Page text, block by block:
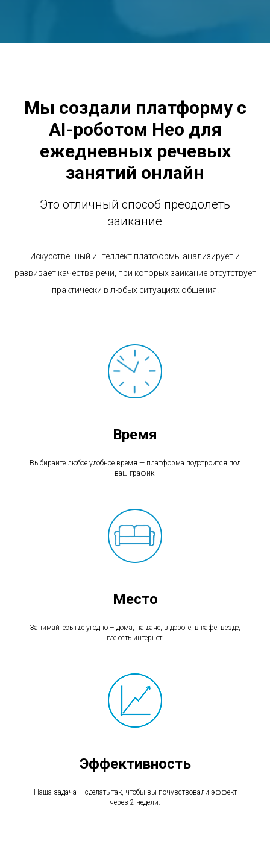
Мы создали платформу с
AI-роботом Нео для
ежедневных речевых
занятий онлайн
Это отличный способ преодолеть
заикание
Искусственный интеллект платформы анализирует и
развивает качества речи, при которых заиканиe отсутствует
практически в любых ситуациях общения.
Время
Выбирайте любое удобное время — платформа подстроится под
ваш график.
Место
Занимайтесь где угодно – дома, на даче, в дороге, в кафе, везде,
где есть интернет.
Эффективность
Наша задача – сделать так, чтобы вы почувствовали эффект
через 2 недели.